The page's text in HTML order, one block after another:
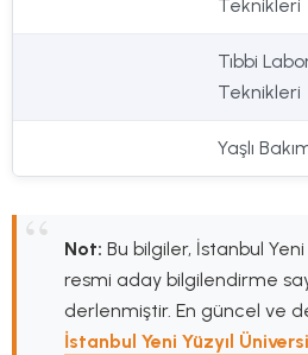
Teknikleri
Tıbbi
Teknikleri
Yaşlı
Not: Bu bilgiler, İstanbul
resmi aday bilgilendirme
derlenmiştir. En güncel ve
İstanbul Yeni Yüzyıl